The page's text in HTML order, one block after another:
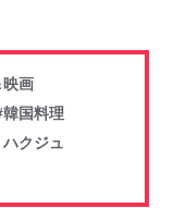
映画
韓国料理
クジュ